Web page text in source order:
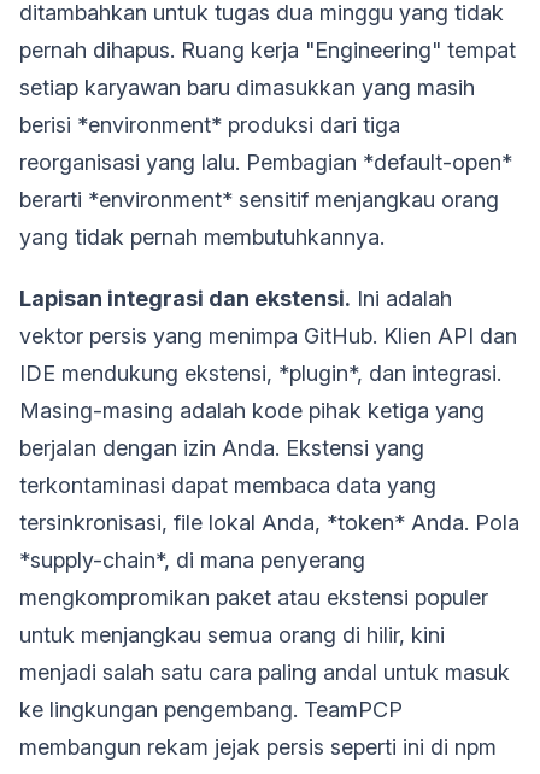
ditambahkan untuk tugas dua minggu yang tidak
pernah dihapus. Ruang kerja "Engineering" tempat
setiap karyawan baru dimasukkan yang masih
berisi *environment* produksi dari tiga
reorganisasi yang lalu. Pembagian *default-open*
berarti *environment* sensitif menjangkau orang
yang tidak pernah membutuhkannya.
Lapisan integrasi dan ekstensi. Ini adalah
vektor persis yang menimpa GitHub. Klien API dan
IDE mendukung ekstensi, *plugin*, dan integrasi.
Masing-masing adalah kode pihak ketiga yang
berjalan dengan izin Anda. Ekstensi yang
terkontaminasi dapat membaca data yang
tersinkronisasi, file lokal Anda, *token* Anda. Pola
*supply-chain*, di mana penyerang
mengkompromikan paket atau ekstensi populer
untuk menjangkau semua orang di hilir, kini
menjadi salah satu cara paling andal untuk masuk
ke lingkungan pengembang. TeamPCP
membangun rekam jejak persis seperti ini di npm